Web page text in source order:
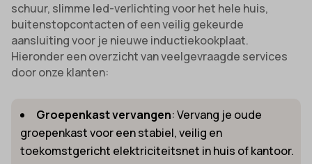
schuur, slimme led-verlichting voor het hele huis,
buitenstopcontacten of een veilig gekeurde
aansluiting voor je nieuwe inductiekookplaat.
Hieronder een overzicht van veelgevraagde services
door onze klanten:
Groepenkast vervangen: Vervang je oude
groepenkast voor een stabiel, veilig en
toekomstgericht elektriciteitsnet in huis of kantoor.